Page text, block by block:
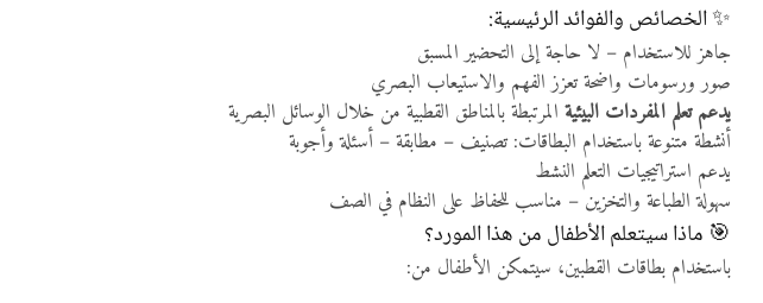
✨ الخصائص والفوائد الرئيسية:
جاهز للاستخدام – لا حاجة إلى التحضير المسبق
صور ورسومات واضحة تعزز الفهم والاستيعاب البصري
يدعم تعلم المفردات البيئية المرتبطة بالمناطق القطبية من خلال الوسائل البصرية
أنشطة متنوعة باستخدام البطاقات: تصنيف – مطابقة – أسئلة وأجوبة
يدعم استراتيجيات التعلم النشط
سهولة الطباعة والتخزين – مناسب للحفاظ على النظام في الصف
🎯 ماذا سيتعلم الأطفال من هذا المورد؟
باستخدام بطاقات القطبين، سيتمكن الأطفال من: